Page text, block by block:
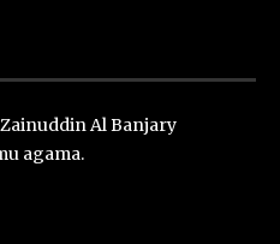
Al Banjary
agama.